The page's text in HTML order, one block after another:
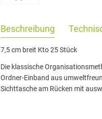
Beschreibung
7,5 cm breit Kto 25 Stück
Die klassische
Ordner-Einband aus
Sichttasche am Rücken mit